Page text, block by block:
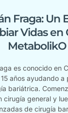
Fraga: Un
Vidas en
MetabolikO
es conocido en
años ayudando a
bariátrica.
cirugía general y
de cirugía